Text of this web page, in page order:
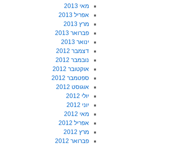
מאי 2013
אפריל 2013
מרץ 2013
פברואר 2013
ינואר 2013
דצמבר 2012
נובמבר 2012
אוקטובר 2012
ספטמבר 2012
אוגוסט 2012
יולי 2012
יוני 2012
מאי 2012
אפריל 2012
מרץ 2012
פברואר 2012